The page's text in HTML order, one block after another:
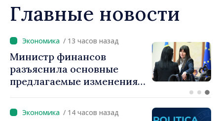
Главные новости
часов назад
изменения
/
Премьер-
Тофан
разговор с
коллегой
Радевым
/ 14 часов назад